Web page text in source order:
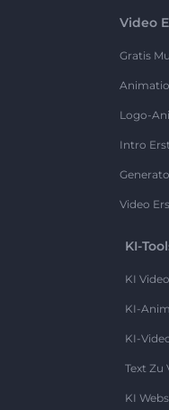
Video
Gratis
Logo-
Intro
Video
KI-
KI
KI-
KI-
Text Zu
KI